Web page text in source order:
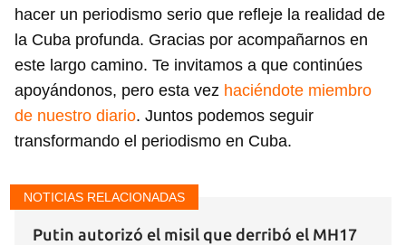
Guardar como favorito
Para poder guardar como favorito, primero has de
iniciar sesión con tu cuenta de 14ymedio.
hacer un periodismo serio que refleje la realidad de
la Cuba profunda. Gracias por acompañarnos en
este largo camino. Te invitamos a que continúes
apoyándonos, pero esta vez haciéndote miembro
de nuestro diario. Juntos podemos seguir
transformando el periodismo en Cuba.
NOTICIAS RELACIONADAS
Putin autorizó el misil que derribó el MH17